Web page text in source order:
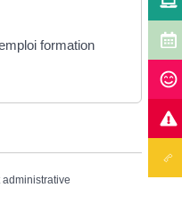
formation